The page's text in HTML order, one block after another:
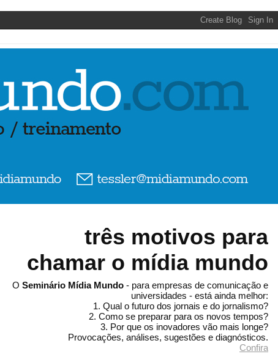
três motivos para
chamar o mídia mundo
O Seminário Mídia Mundo - para empresas de comunicação e
universidades - está ainda melhor:
1. Qual o futuro dos jornais e do jornalismo?
2. Como se preparar para os novos tempos?
3. Por que os inovadores vão mais longe?
Provocações, análises, sugestões e diagnósticos.
Confira